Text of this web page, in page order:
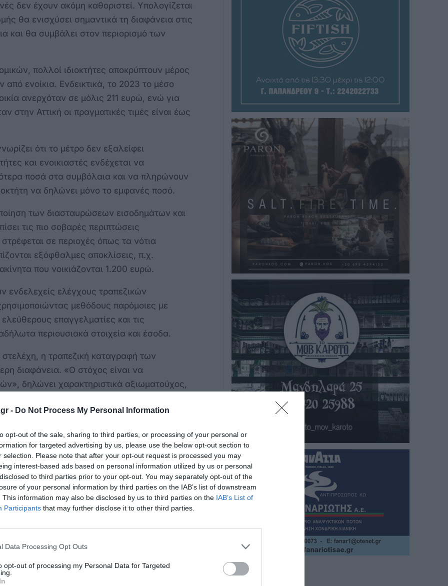
- Do Not Process My Personal Information
opt-out of the sale, sharing to third parties, or processing of your personal or
for targeted advertising by us, please use the below opt-out section to
selection. Please note that after your opt-out request is processed you may
interest-based ads based on personal information utilized by us or personal
to third parties prior to your opt-out. You may separately opt-out of the
of your personal information by third parties on the IAB’s list of downstream
This information may also be disclosed by us to third parties on the IAB’s List of
Participants that may further disclose it to other third parties.
Data Processing Opt Outs
opt-out of processing my Personal Data for Targeted
δεν έχουν ακόμη καθοριστεί. Υπολογίζεται
θα ενισχύσει σημαντικά τη διαφάνεια στις
και θα συμβάλει στον περιορισμό των
πολλοί ιδιοκτήτες αποκρύπτουν μέρος
ενοίκια. Ενδεικτικά, το 2023 το μέσο
ανερχόταν σε μόλις 211 ευρώ, ενώ για
στην Αττική οι πραγματικές τιμές είναι έως
ότι το μέτρο δεν εξαλείφει
και ενοικιαστές ενδέχεται να
ποσά στα συμβόλαια και να πληρώνουν
να δηλώνει μόνο το εμφανές ποσό.
των διασταυρώσεων εισοδημάτων και
τις πιο σοβαρές περιπτώσεις
σε περιοχές όπως τα νότια
εξόφθαλμες αποκλίσεις, π.χ.
που νοικιάζονται 1.200 ευρώ.
ενδελεχείς ελέγχους τραπεζικών
μεθόδους παρόμοιες με
επαγγελματίες και τις
περιουσιακά στοιχεία και έσοδα.
η τραπεζική καταγραφή των
διαφάνεια. «Ο στόχος είναι να
δηλώνει χαρακτηριστικά αξιωματούχος,
μετρητών κρύβουν φορολογικούς
πληρωμή προσφέρει πρόσβαση στη
αξιόπιστα δεδομένα, ενισχύοντας τις
πολιτικής, βάσει πραγματικών αριθμών.
Ιανουαρίου 2020 τα
υποχρεωτικά μέσω τραπεζών, βάσει του
μέτρου συνεπάγεται πως το ενοίκιο δεν
της επιχείρησης. Το μέτρο αυτό συνέβαλε
και στη μείωση της φοροδιαφυγής στον
για την αξιοποίηση αδιάθετων ακινήτων,